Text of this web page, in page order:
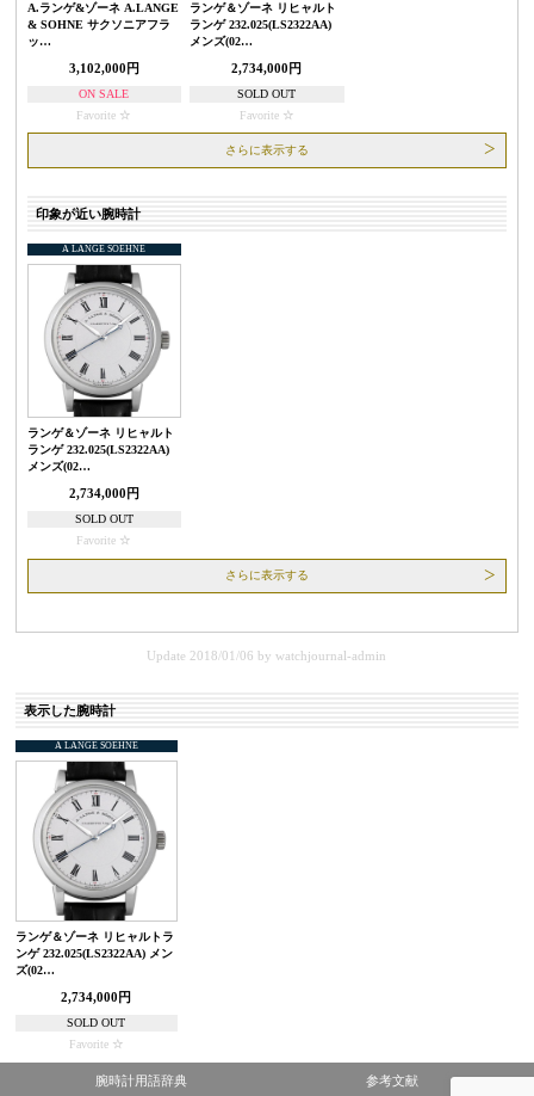
A.ランゲ&ゾーネ A.LANGE
& SOHNE サクソニアフラ
ッ…
3,102,000円
ON SALE
Favorite
ランゲ＆ゾーネ リヒャルト
ランゲ 232.025(LS2322AA)
メンズ(02…
2,734,000円
SOLD OUT
Favorite
さらに表示する
印象が近い腕時計
A LANGE SOEHNE
ランゲ＆ゾーネ リヒャルト
ランゲ 232.025(LS2322AA)
メンズ(02…
2,734,000円
SOLD OUT
Favorite
さらに表示する
Update 2018/01/06 bywatchjournal-admin
表示した腕時計
A LANGE SOEHNE
ランゲ＆ゾーネ リヒャルトラ
ンゲ 232.025(LS2322AA) メン
ズ(02…
2,734,000円
SOLD OUT
Favorite
腕時計用語辞典 参考文献